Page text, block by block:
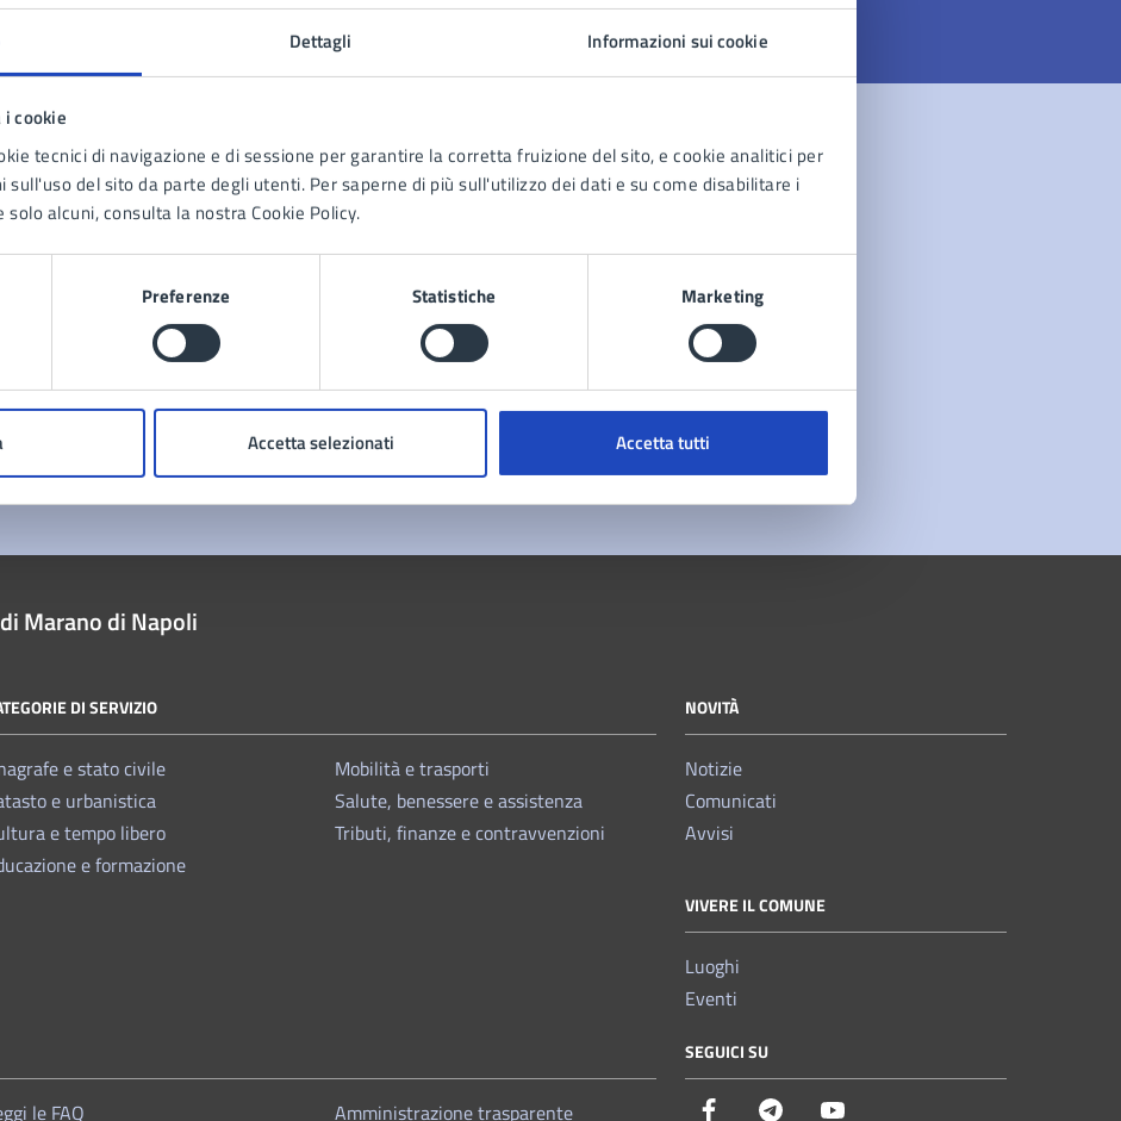
Dettagli Informazioni sui cookie
cookie
tecnici di navigazione e di sessione per garantire la corretta fruizione del sito, e cookie analitici per
sull'uso del sito da parte degli utenti. Per saperne di più sull'utilizzo dei dati e su come disabilitare i
alcuni, consulta la nostra Cookie Policy.
Preferenze Statistiche Marketing
Accetta selezionati Accetta tutti
Contatta il comune
Richiedi assistenza
Prenota appuntamento
Problemi in città
Marano di Napoli
DI SERVIZIO
e stato civile
e urbanistica
e tempo libero
e formazione
Mobilità e trasporti
Salute, benessere e assistenza
Tributi, finanze e contravvenzioni
NOVITÀ
Notizie
Comunicati
Avvisi
VIVERE IL COMUNE
Luoghi
Eventi
le FAQ Amministrazione trasparente
SEGUICI SU
Facebook Telegram